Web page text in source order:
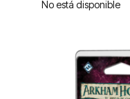
No está disponible